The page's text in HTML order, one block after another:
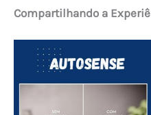
Compartilhando a